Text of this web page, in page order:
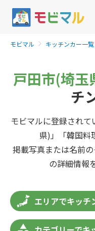
モビマル キッチンカー一覧
戸田市(埼玉
チ
モビマルに登録され
県)」「韓国料
掲載写真または名前
の詳細情報
エリアでキッチ